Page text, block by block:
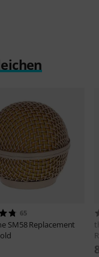
65
SM58 Replacement